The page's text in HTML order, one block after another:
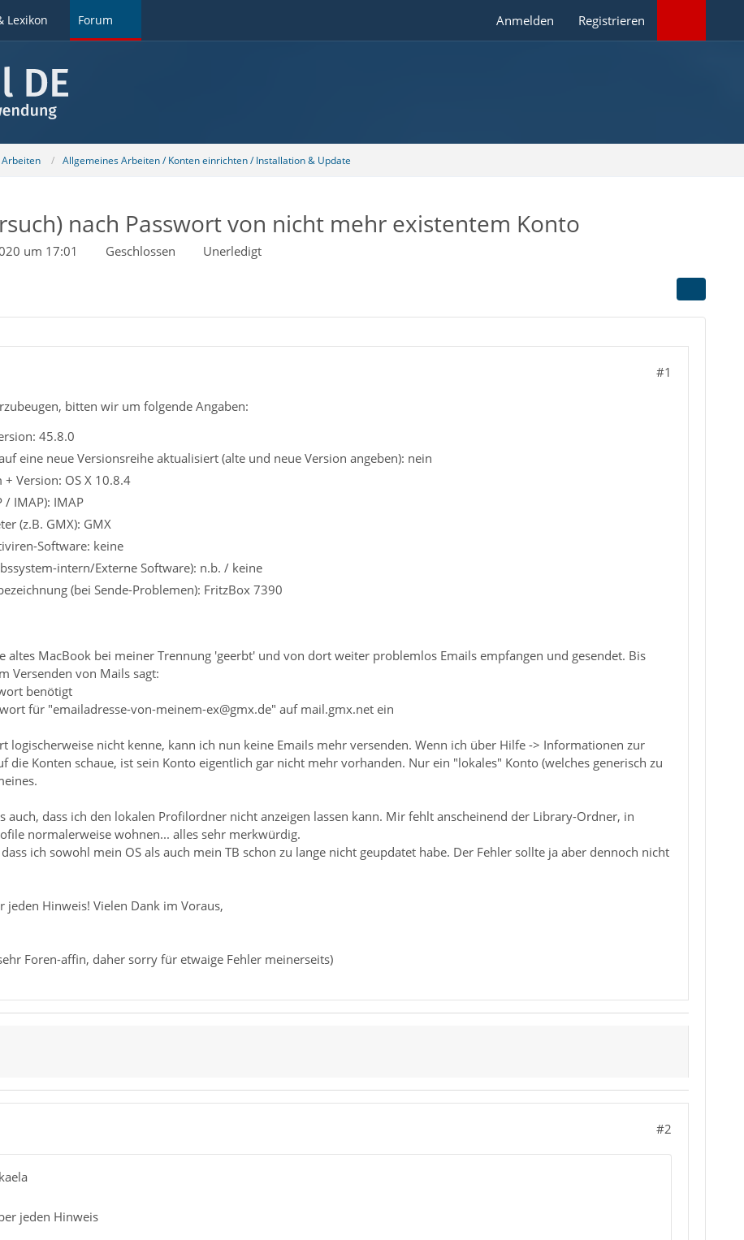
Lexikon Forum Anmelden Registrieren
Allgemeines Arbeiten / Konten einrichten / Installation & Update
nach Passwort von nicht mehr existentem Konto
um 17:01 Geschlossen Unerledigt
#1
bitten wir um folgende Angaben:
45.8.0
eine neue Versionsreihe aktualisiert (alte und neue Version angeben): nein
Version: OS X 10.8.4
/ IMAP): IMAP
(z.B. GMX): GMX
Software: keine
intern/Externe Software): n.b. / keine
(bei Sende-Problemen): FritzBox 7390
altes MacBook bei meiner Trennung 'geerbt' und von dort weiter problemlos Emails empfangen und gesendet. Bis
Versenden von Mails sagt:
benötigt
für "emailadresse-von-meinem-ex@gmx.de" auf mail.gmx.net ein
logischerweise nicht kenne, kann ich nun keine Emails mehr versenden. Wenn ich über Hilfe -> Informationen zur
die Konten schaue, ist sein Konto eigentlich gar nicht mehr vorhanden. Nur ein "lokales" Konto (welches generisch zu
auch, dass ich den lokalen Profilordner nicht anzeigen lassen kann. Mir fehlt anscheinend der Library-Ordner, in
normalerweise wohnen... alles sehr merkwürdig.
ich sowohl mein OS als auch mein TB schon zu lange nicht geupdatet habe. Der Fehler sollte ja aber dennoch nicht
jeden Hinweis! Vielen Dank im Voraus,
Foren-affin, daher sorry für etwaige Fehler meinerseits)
#2
jeden Hinweis